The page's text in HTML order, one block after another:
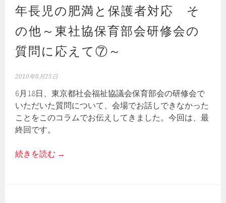
年長児の肥満と保護者対応 そ
の他～東社協保育部会研修会の
質問に応えて⑦～
2010年8月25日
6月18日、東京都社会福祉協議会保育部会の研修会で
いただいた質問について、会場でお話しできなかった
ことをこのコラムでお伝えしてきました。今回は、最
終回です。
続きを読む →